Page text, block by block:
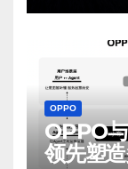
OPPO
OPPO
领先塑